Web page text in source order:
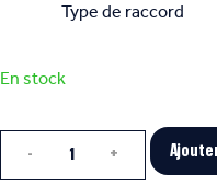
Type de raccord
En stock